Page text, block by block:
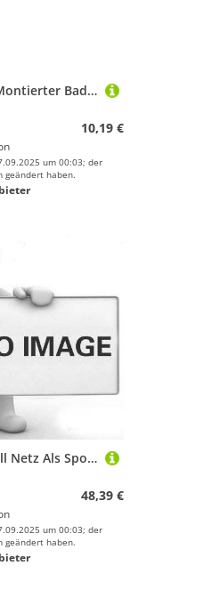
Gralara An Der Montierter Badmintonschlägerständer, Schlägeraufhänger, Kompakt, Multifunktionaler Tennisschlägerhalter für Spiel, Weiße 8 Haken
10,19 €
um 00:03; der
geändert haben.
Gralara Pickleball Netz Als Sportnetz Und Spielnetz Wetterbeständige Platzausrüstung in Profi Größe für EIN Besseres Training für Den Garten Und Den Strand 6
48,39 €
um 00:03; der
geändert haben.